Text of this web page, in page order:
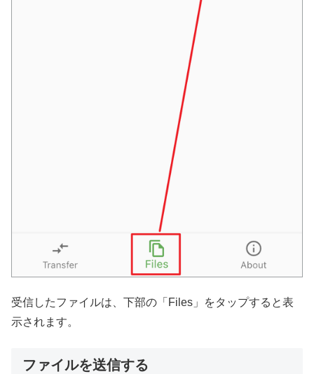
受信したファイルは、下部の「Files」をタップすると表
示されます。
ファイルを送信する